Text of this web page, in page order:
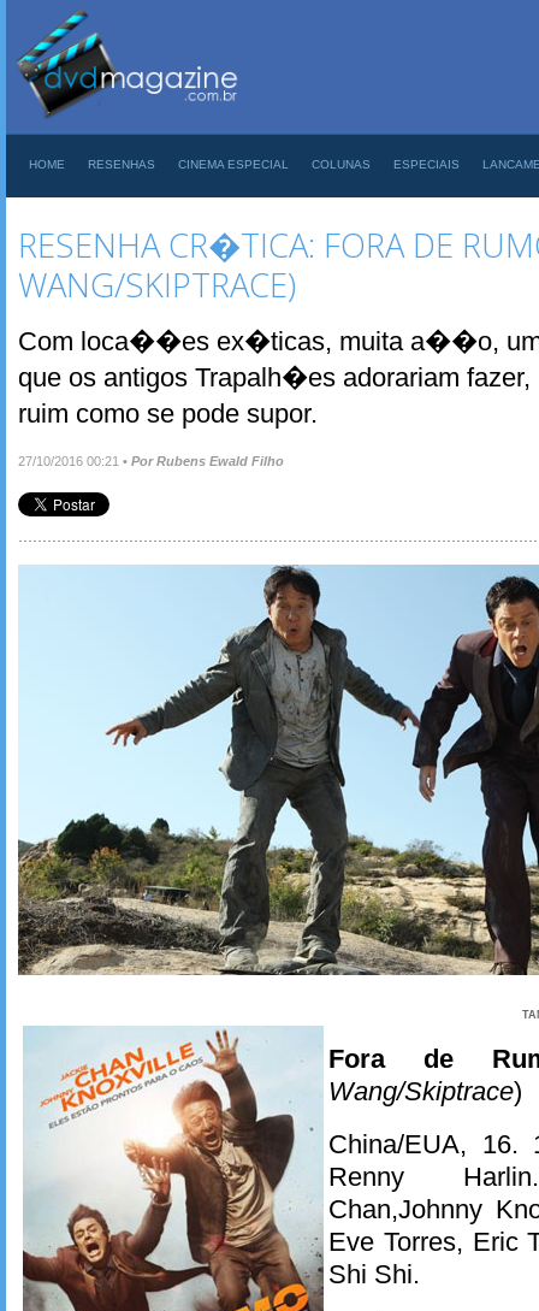
HOME RESENHAS CINEMA ESPECIAL COLUNAS ESPECIAIS
RESENHA CR�TICA: FORA DE
WANG/SKIPTRACE)
Com loca��es ex�ticas, muita a��o, um
que os antigos Trapalh�es adorariam
ruim como se pode supor.
27/10/2016 00:21 • Por Rubens Ewald Filho
Fora de
Wang/Skiptrace)
China/EUA, 16.
Renny
Chan,Johnny
Eve Torres, Eric
Shi Shi.